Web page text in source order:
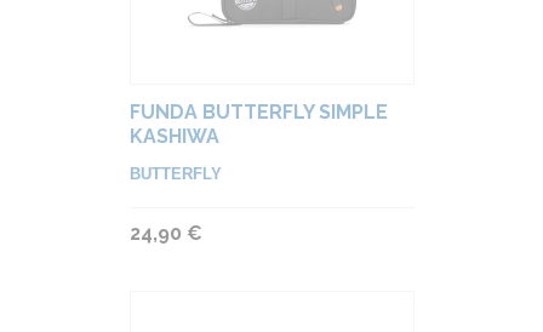
FUNDA BUTTERFLY SIMPLE
KASHIWA
BUTTERFLY
24,90 €